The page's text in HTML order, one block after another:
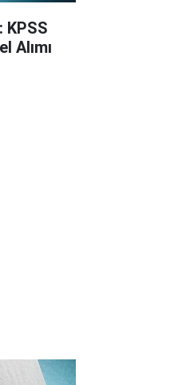
KPSS
Alımı